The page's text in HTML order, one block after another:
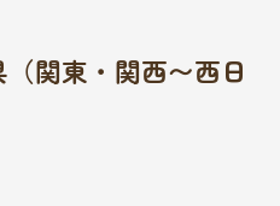
関東・関西〜西日